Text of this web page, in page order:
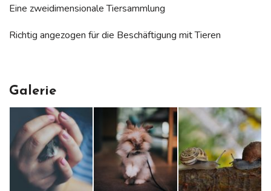
Eine zweidimensionale Tiersammlung
Richtig angezogen für die Beschäftigung mit Tieren
Galerie